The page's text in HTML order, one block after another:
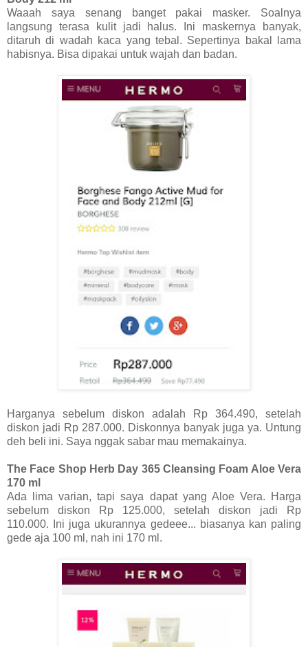
Waaah saya senang banget pakai masker. Soalnya
langsung terasa kulit jadi halus. Ini maskernya banyak,
ditaruh di wadah kaca yang tebal. Sepertinya bakal lama
habisnya. Bisa dipakai untuk wajah dan badan.
Harganya sebelum diskon adalah Rp 364.490, setelah
diskon jadi Rp 287.000. Diskonnya banyak juga ya. Untung
deh beli ini. Saya nggak sabar mau memakainya.
The Face Shop Herb Day 365 Cleansing Foam Aloe Vera
170 ml
Ada lima varian, tapi saya dapat yang Aloe Vera. Harga
sebelum diskon Rp 125.000, setelah diskon jadi Rp
110.000. Ini juga ukurannya gedeee... biasanya kan paling
gede aja 100 ml, nah ini 170 ml.